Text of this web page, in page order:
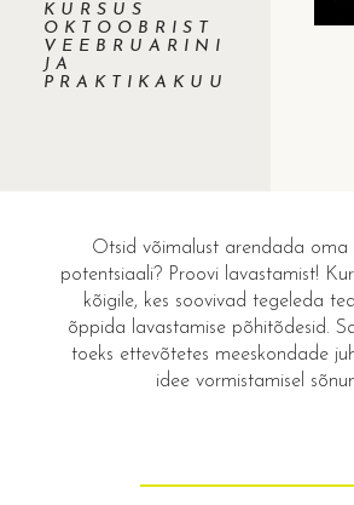
KURSUS
OKTOOBRIST
VEEBRUARINI
JA
PRAKTIKAKUU
Otsid võimalust arendada oma
potentsiaali? Proovi lavastamist!
kõigile, kes soovivad tegeleda
õppida lavastamise põhitõdesid.
toeks ettevõtetes meeskondade
idee vormistamisel